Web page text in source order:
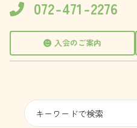
072-471-2276
入会のご案内